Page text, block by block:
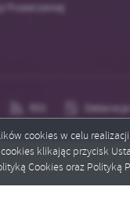
cookies w celu
klikając przycisk
Cookies oraz Polityką
Przestrzennej